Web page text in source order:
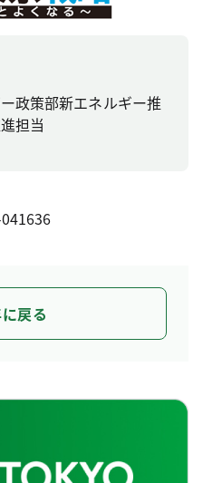
政策部新エネルギー推
担当
戻る